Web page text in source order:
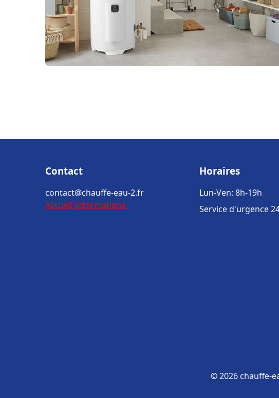
Contact
contact@chauffe-eau-2.fr
Accueil Informations
Horaires
Lun-Ven: 8h-19h
Service d'urgence
© 2026 chauffe-